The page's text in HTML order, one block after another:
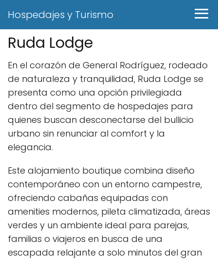
Hospedajes y Turismo
Ruda Lodge
En el corazón de General Rodríguez, rodeado
de naturaleza y tranquilidad, Ruda Lodge se
presenta como una opción privilegiada
dentro del segmento de hospedajes para
quienes buscan desconectarse del bullicio
urbano sin renunciar al comfort y la
elegancia.
Este alojamiento boutique combina diseño
contemporáneo con un entorno campestre,
ofreciendo cabañas equipadas con
amenities modernos, pileta climatizada, áreas
verdes y un ambiente ideal para parejas,
familias o viajeros en busca de una
escapada relajante a solo minutos del gran